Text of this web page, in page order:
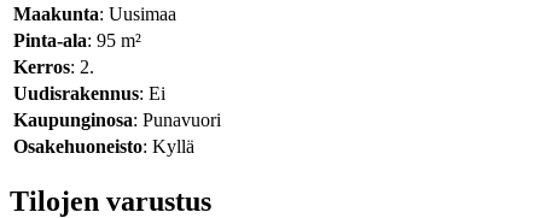
Maakunta: Uusimaa
Pinta-ala: 95 m²
Kerros: 2.
Uudisrakennus: Ei
Kaupunginosa: Punavuori
Osakehuoneisto: Kyllä
Tilojen varustus